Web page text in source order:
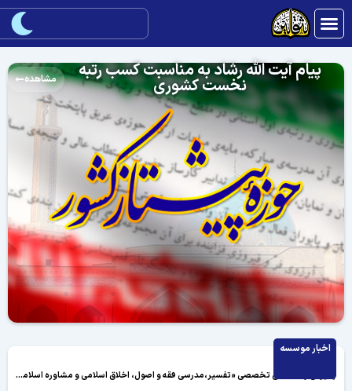
پیام آیت الله رشاد به مناسبت کسب رتبه
نخست کشوری مشاهده
اخبار موسسه
پذیرش رشته های تخصصی «تفسیر،مدرسی فقه و اصول، اخلاق اسلامی و مشاوره اسلامی»